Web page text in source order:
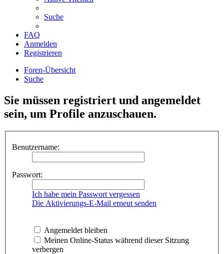
Suche
FAQ
Anmelden
Registrieren
Foren-Übersicht
Suche
Sie müssen registriert und angemeldet
sein, um Profile anzuschauen.
Benutzername:
Passwort:
Ich habe mein Passwort vergessen
Die Aktivierungs-E-Mail erneut senden
Angemeldet bleiben
Meinen Online-Status während dieser Sitzung
verbergen